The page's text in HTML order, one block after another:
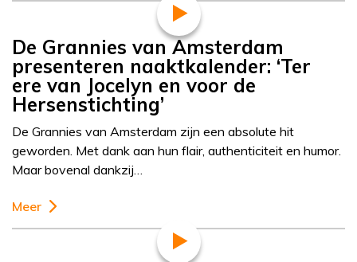
De Grannies van Amsterdam
presenteren naaktkalender: ‘Ter
ere van Jocelyn en voor de
Hersenstichting’
De Grannies van Amsterdam zijn een absolute hit
geworden. Met dank aan hun flair, authenticiteit en humor.
Maar bovenal dankzij…
Meer